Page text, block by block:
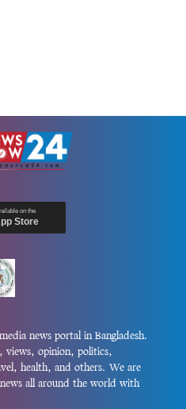
on the
Store
news portal in Bangladesh.
views, opinion, politics,
health, and others. We are
all around the world with